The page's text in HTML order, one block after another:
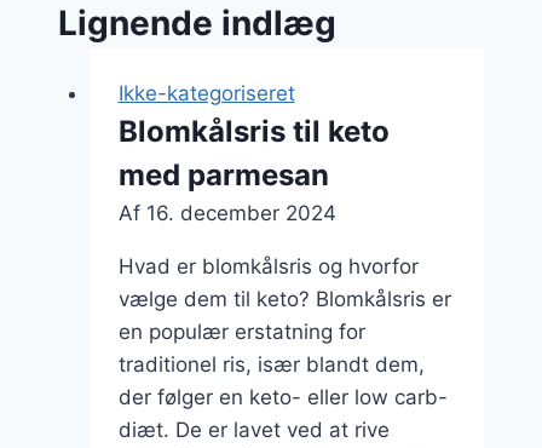
Lignende indlæg
Ikke-kategoriseret
Blomkålsris til keto
med parmesan
Af 16. december 2024
Hvad er blomkålsris og hvorfor
vælge dem til keto? Blomkålsris er
en populær erstatning for
traditionel ris, især blandt dem,
der følger en keto- eller low carb-
diæt. De er lavet ved at rive